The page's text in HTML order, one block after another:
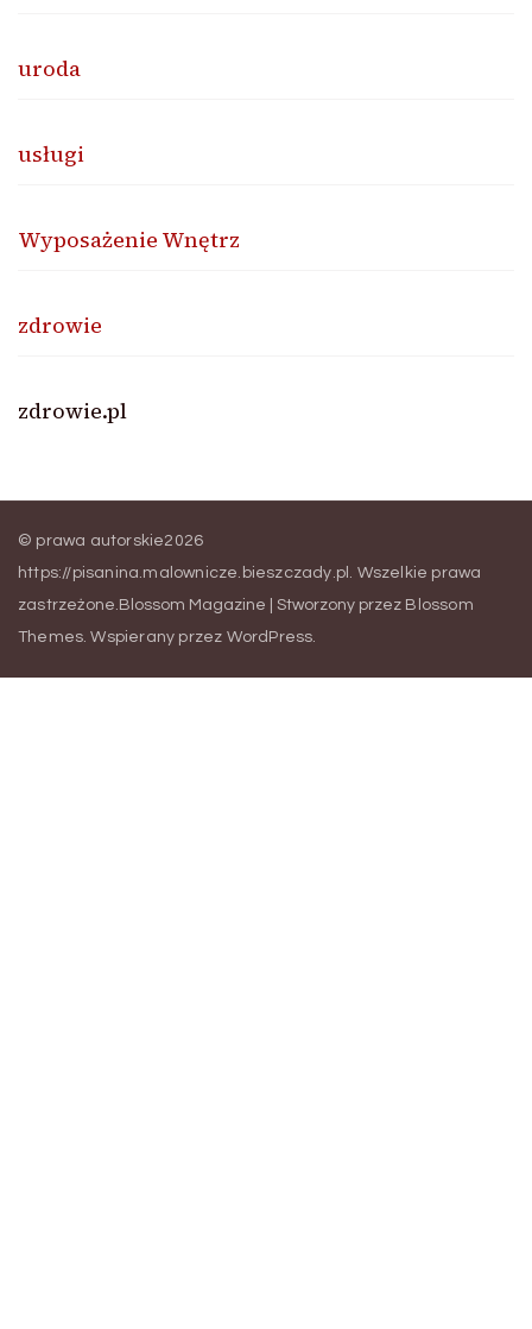
uroda
usługi
Wyposażenie Wnętrz
zdrowie
zdrowie.pl
© prawa autorskie2026
https://pisanina.malownicze.bieszczady.pl . Wszelkie prawa
zastrzeżone.Blossom Magazine | Stworzony przez Blossom
Themes. Wspierany przez WordPress.